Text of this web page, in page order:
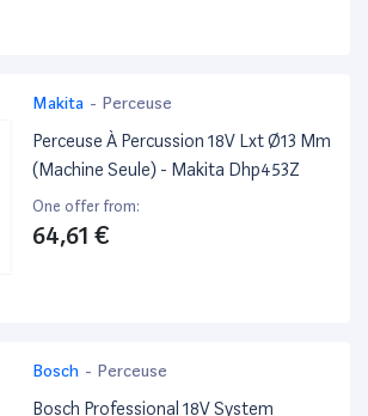
Makita - Perceuse
Perceuse À Percussion 18V Lxt Ø13 Mm
(Machine Seule) - Makita Dhp453Z
One offer from:
64,61 €
Bosch - Perceuse
Bosch Professional 18V System